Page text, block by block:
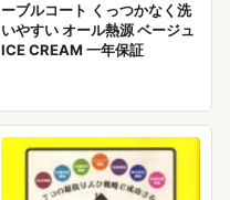
ーブルコート くっつかなく洗
いやすい オール熱源 ベージュ
ICE CREAM 一年保証